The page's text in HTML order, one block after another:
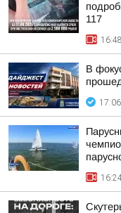
117
16:48
В
17:06